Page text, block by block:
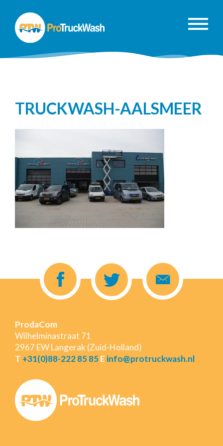
TRUCKWASH-AALSMEER
ProdaCom
Wilhelminastraat 71
2967 EW Langerak (Zuid-Holland)
T +31(0)88-222 85 85E info@protruckwash.nl